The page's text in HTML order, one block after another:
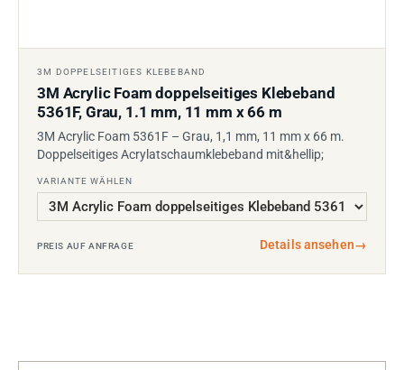
3M DOPPELSEITIGES KLEBEBAND
3M Acrylic Foam doppelseitiges Klebeband
5361F, Grau, 1.1 mm, 11 mm x 66 m
3M Acrylic Foam 5361F – Grau, 1,1 mm, 11 mm x 66 m.
Doppelseitiges Acrylatschaumklebeband mit&hellip;
VARIANTE WÄHLEN
PREIS AUF ANFRAGE Details ansehen→